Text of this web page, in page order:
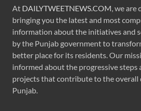
At DAILYTWEETNEWS.COM, we are
bringing you the latest and most
information about the initiatives and
by the Punjab government to
better place for its residents. Our
informed about the progressive steps
projects that contribute to the overall
Punjab.